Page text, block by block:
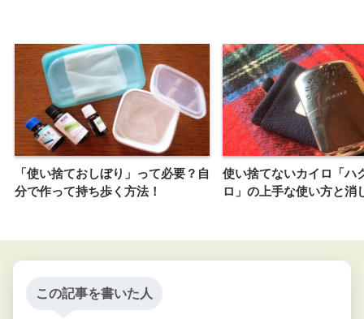
「使い捨ておしぼり」って必要？自
分で作って持ち歩く方法！
使い捨てないカイロ「ハ
ロ」の上手な使い方と消
この記事を書いた人